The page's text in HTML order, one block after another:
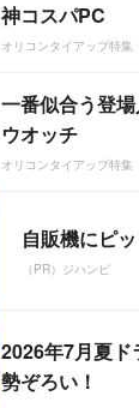
神コスパPC
オリコンタイアップ特集
一番似合う登
ウオッチ
オリコンタイアップ特集
自販機にピ
（PR）ジハンピ
2026年7月夏ド
勢ぞろい！